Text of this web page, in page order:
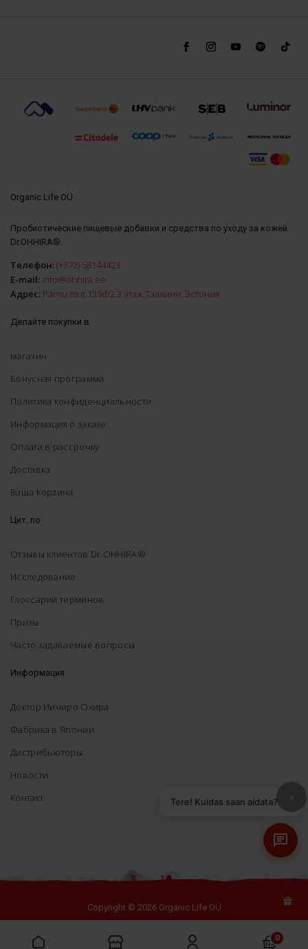
Organic Life OÜ
Пробиотические пищевые добавки и средства по уходу за кожей
Dr.OHHIRA®.
Телефон: (+372) 58144423
E-mail: info@ohhira.ee
Адрес: Pärnu mnt 139d/2 3 этаж,Таллинн, Эстония
Делайте покупки в
магазин
Бонусная программа
Политика конфиденциальности
Информация о заказе
Оплата в рассрочку
Доставка
Ваша Корзина
Цит. по
Отзывы клиентов Dr.OHHIRA®
Исследование
Глоссарий терминов
Призы
Часто задаваемые вопросы
Информация
Доктор Иичиро Охира
Фабрика в Японии
Дистрибьюторы
Новости
Koнтакт
Copyright © 2026 Organic Life OÜ
0
×
Tere! Kuidas saan aidata?